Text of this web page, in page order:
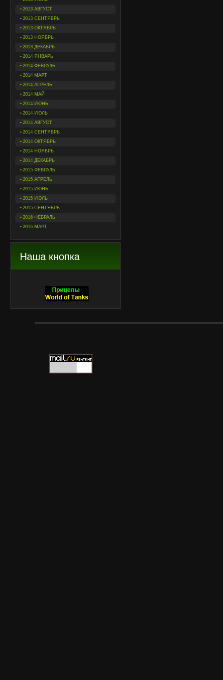
2013 АВГУСТ
2013 СЕНТЯБРЬ
2013 ОКТЯБРЬ
2013 НОЯБРЬ
2013 ДЕКАБРЬ
2014 ЯНВАРЬ
2014 ФЕВРАЛЬ
2014 МАРТ
2014 АПРЕЛЬ
2014 МАЙ
2014 ИЮНЬ
2014 ИЮЛЬ
2014 АВГУСТ
2014 СЕНТЯБРЬ
2014 ОКТЯБРЬ
2014 НОЯБРЬ
2014 ДЕКАБРЬ
2015 ФЕВРАЛЬ
2015 АПРЕЛЬ
2015 ИЮНЬ
2015 ИЮЛЬ
2015 СЕНТЯБРЬ
2016 ФЕВРАЛЬ
2016 МАРТ
Наша кнопка